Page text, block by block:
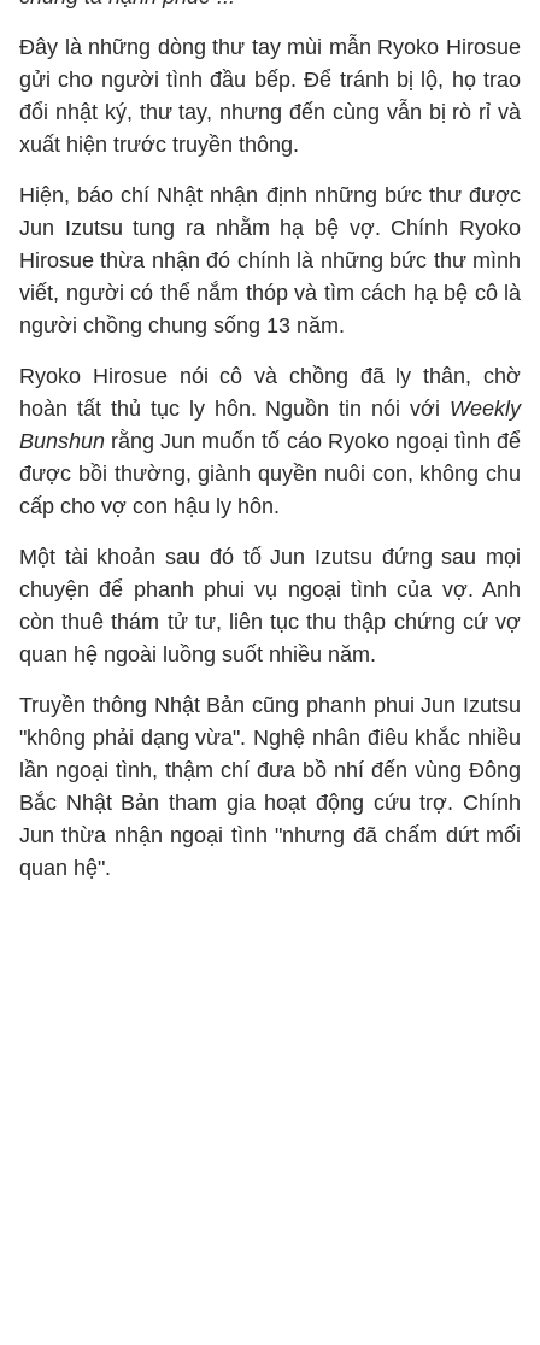
Đây là những dòng thư tay mùi mẫn Ryoko Hirosue
gửi cho người tình đầu bếp. Để tránh bị lộ, họ trao
đổi nhật ký, thư tay, nhưng đến cùng vẫn bị rò rỉ và
xuất hiện trước truyền thông.
Hiện, báo chí Nhật nhận định những bức thư được
Jun Izutsu tung ra nhằm hạ bệ vợ. Chính Ryoko
Hirosue thừa nhận đó chính là những bức thư mình
viết, người có thể nắm thóp và tìm cách hạ bệ cô là
người chồng chung sống 13 năm.
Ryoko Hirosue nói cô và chồng đã ly thân, chờ
hoàn tất thủ tục ly hôn. Nguồn tin nói với Weekly
Bunshun rằng Jun muốn tố cáo Ryoko ngoại tình để
được bồi thường, giành quyền nuôi con, không chu
cấp cho vợ con hậu ly hôn.
Một tài khoản sau đó tố Jun Izutsu đứng sau mọi
chuyện để phanh phui vụ ngoại tình của vợ. Anh
còn thuê thám tử tư, liên tục thu thập chứng cứ vợ
quan hệ ngoài luồng suốt nhiều năm.
Truyền thông Nhật Bản cũng phanh phui Jun Izutsu
"không phải dạng vừa". Nghệ nhân điêu khắc nhiều
lần ngoại tình, thậm chí đưa bồ nhí đến vùng Đông
Bắc Nhật Bản tham gia hoạt động cứu trợ. Chính
Jun thừa nhận ngoại tình "nhưng đã chấm dứt mối
quan hệ".